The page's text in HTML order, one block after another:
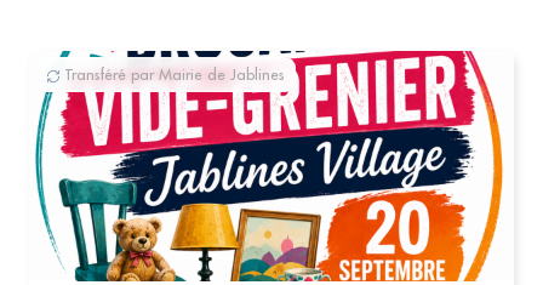
Transféré par Mairie de Jablines